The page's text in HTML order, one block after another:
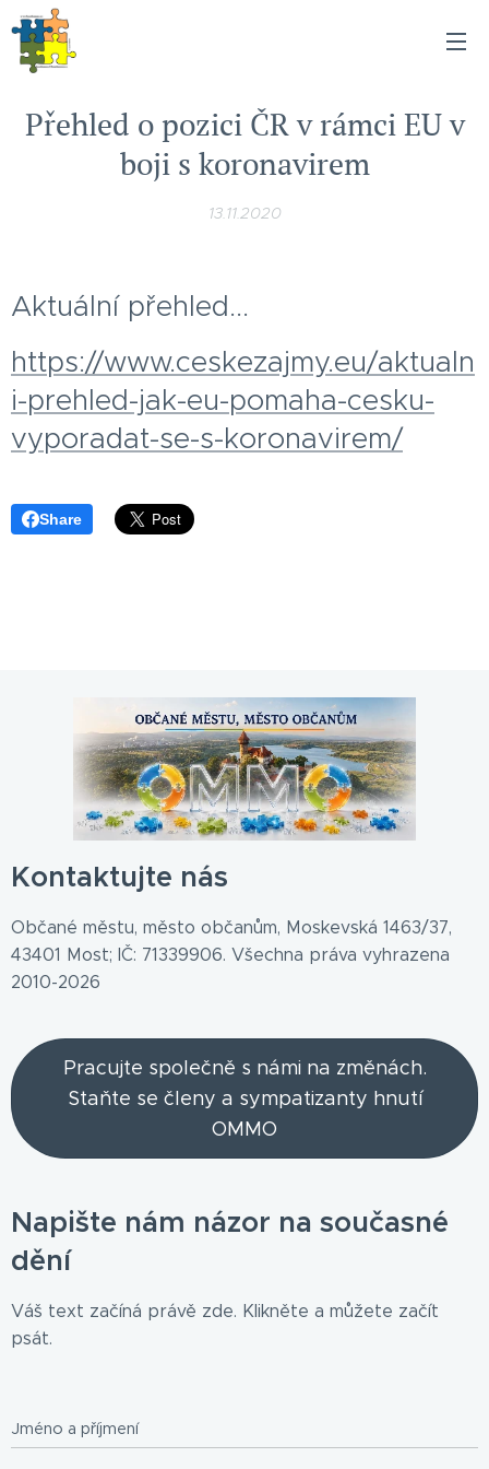
Přehled o pozici ČR v rámci EU v
boji s koronavirem
13.11.2020
Aktuální přehled...
https://www.ceskezajmy.eu/aktualn
i-prehled-jak-eu-pomaha-cesku-
vyporadat-se-s-koronavirem/
Share
Kontaktujte nás
Občané městu, město občanům, Moskevská 1463/37,
43401 Most; IČ: 71339906. Všechna práva vyhrazena
2010-2026
Pracujte společně s námi na změnách.
Staňte se členy a sympatizanty hnutí
OMMO
Napište nám názor na současné
dění
Váš text začíná právě zde. Klikněte a můžete začít
psát.
Jméno a příjmení